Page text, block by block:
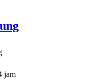
jam